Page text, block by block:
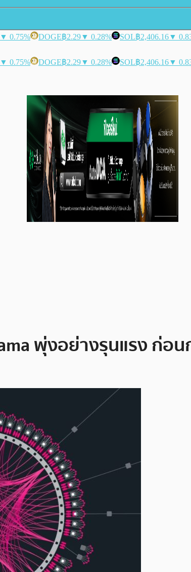
▼ 0.75% DOGE฿2.29▼ 0.28% SOL฿2,406.16▼
▼ 0.75% DOGE฿2.29▼ 0.28% SOL฿2,406.16▼
พุ่งอย่างรุนแรง ก่อ